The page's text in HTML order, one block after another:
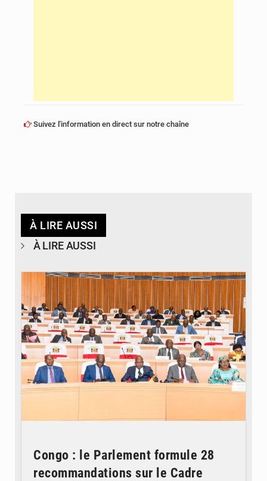
Suivez l'information en direct sur notre chaîne
À LIRE AUSSI
À LIRE AUSSI
Congo : le Parlement formule 28
recommandations sur le Cadre